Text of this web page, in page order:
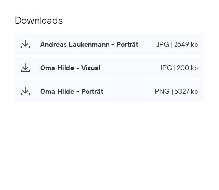
Downloads
Andreas Laukenmann - Porträt JPG | 2549 kb
Oma Hilde - Visual JPG | 200 kb
Oma Hilde - Porträt PNG | 5327 kb